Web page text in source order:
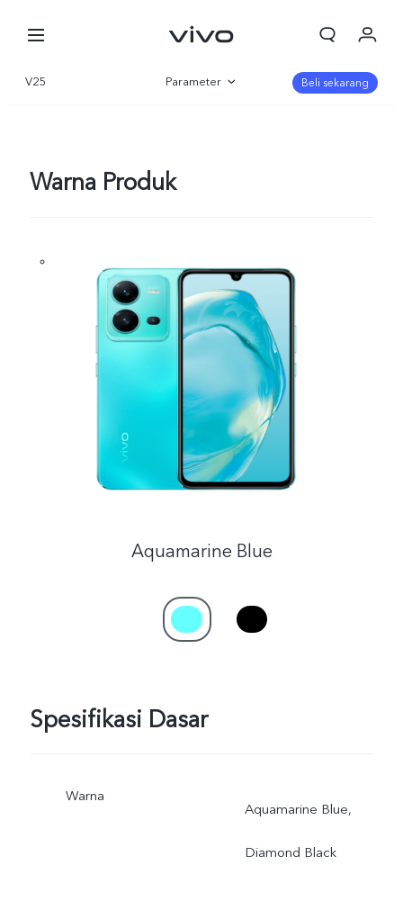
V25 Parameter Beli sekarang
Warna Produk
Aquamarine Blue
Spesifikasi Dasar
Warna
Aquamarine Blue,
Diamond Black